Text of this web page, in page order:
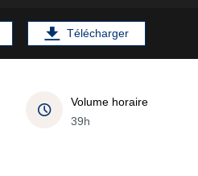
Télécharger
Volume horaire
39h